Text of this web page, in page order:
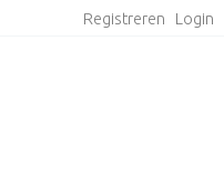
Registreren Login